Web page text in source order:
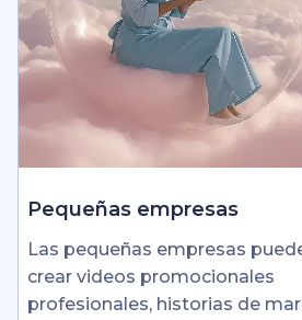
Pequeñas empresas
Las pequeñas empresas
crear videos promocionales
profesionales, historias de